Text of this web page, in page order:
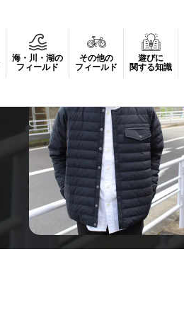
海・川・湖の
フィールド
その他の
フィールド
遊びに
関する知識